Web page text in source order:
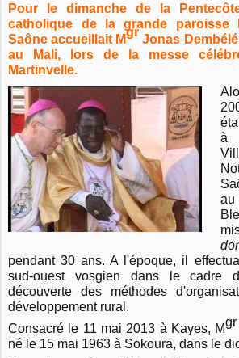
Pour le dimanche de la
catholique de la grande paroisse
Saône accueillait Mgr Jonas
au Mali, lors de la messe
Martinvelle.
à
pendant 30 ans. A l'époque, il
sud-ouest vosgien dans le cadre
découverte des méthodes
développement rural.
Consacré le 11 mai 2013 à Kayes, Mgr
né le 15 mai 1963 à Sokoura, dans le